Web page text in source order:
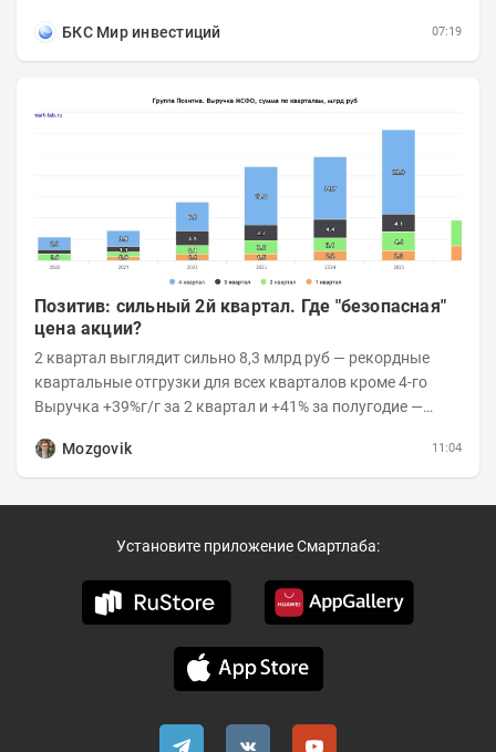
БКС Мир инвестиций
07:19
Позитив: сильный 2й квартал. Где "безопасная"
цена акции?
2 квартал выглядит сильно 8,3 млрд руб — рекордные
квартальные отгрузки для всех кварталов кроме 4-го
Выручка +39%г/г за 2 квартал и +41% за полугодие —
Mozgovik
11:04
Установите приложение Смартлаба: